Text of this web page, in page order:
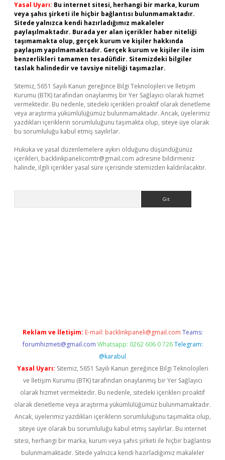
Yasal Uyarı: Bu internet sitesi, herhangi bir marka, kurum
veya şahıs şirketi ile hiçbir bağlantısı bulunmamaktadır.
Sitede yalnızca kendi hazırladığımız makaleler
paylaşılmaktadır. Burada yer alan içerikler haber niteliği
taşımamakta olup, gerçek kurum ve kişiler hakkında
paylaşım yapılmamaktadır. Gerçek kurum ve kişiler ile isim
benzerlikleri tamamen tesadüfidir. Sitemizdeki bilgiler
taslak halindedir ve tavsiye niteliği taşımazlar.
Sitemiz, 5651 Sayılı Kanun gereğince Bilgi Teknolojileri ve İletişim
Kurumu (BTK) tarafından onaylanmış bir Yer Sağlayıcı olarak hizmet
vermektedir. Bu nedenle, sitedeki içerikleri proaktif olarak denetleme
veya araştırma yükümlülüğümüz bulunmamaktadır. Ancak, üyelerimiz
yazdıkları içeriklerin sorumluluğunu taşımakta olup, siteye üye olarak
bu sorumluluğu kabul etmiş sayılırlar.
Hukuka ve yasal düzenlemelere aykırı olduğunu düşündüğünüz
içerikleri, backlinkpanelicomtr@gmail.com adresine bildirmeniz
halinde, ilgili içerikler yasal süre içerisinde sitemizden kaldırılacaktır.
Reklam ve İletişim: E-mail: backlinkpaneli@gmail.com Teams:
forumhizmeti@gmail.com Whatsapp: 0262 606 0 726 Telegram:
@karabul
Yasal Uyarı: Sitemiz, 5651 Sayılı Kanun gereğince Bilgi Teknolojileri
ve İletişim Kurumu (BTK) tarafından onaylanmış bir Yer Sağlayıcı
olarak hizmet vermektedir. Bu nedenle, sitedeki içerikleri proaktif
olarak denetleme veya araştırma yükümlülüğümüz bulunmamaktadır.
Ancak, üyelerimiz yazdıkları içeriklerin sorumluluğunu taşımakta olup,
siteye üye olarak bu sorumluluğu kabul etmiş sayılırlar. Bu internet
sitesi, herhangi bir marka, kurum veya şahıs şirketi ile hiçbir bağlantısı
bulunmamaktadır. Sitede yalnızca kendi hazırladığımız makaleler